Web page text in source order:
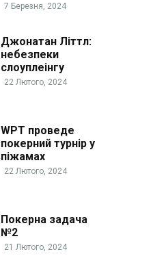
7 Березня, 2024
Джонатан Літтл:
небезпеки
слоуплеінгу
22 Лютого, 2024
WPT проведе
покерний турнір у
піжамах
22 Лютого, 2024
Покерна задача
№2
21 Лютого, 2024